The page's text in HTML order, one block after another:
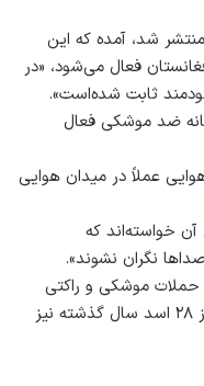
شد، آمده که این
به وقت افغانستان فعال می‌شود، «در
ثابت شده‌است».
ضد موشکی فعال
عملاً در میدان هوایی
خواسته‌اند که
نگران نشوند».
حملات موشکی و راکتی
گروه‌ طالبان قرار گرفته است. این گروه روز ۲۸ اسد سال گذشته نیز